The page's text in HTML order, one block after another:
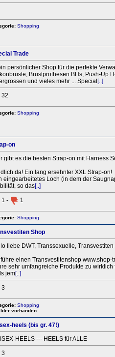
Shopping
Trade
persönlicher Shop für die perfekte
Brustprothesen BHs, Push-Up
und vieles mehr ... Special [..]
32
Shopping
on
gibt es die besten Strap-on mit Harness
da! Ein lang ersehnter XXL Strap-on!
eingearbeitetes Loch (in dem der
so das[..]
1 - 1
Shopping
Shop
liebe DWT, Transsexuelle,
führe einen Transvestitenshop www.shop-
sehr umfangreiche Produkte zu wirklich
jem[..]
3
Shopping
vorhanden
heels (bis gr. 47!)
HEELS --- HEELS für ALLE
3